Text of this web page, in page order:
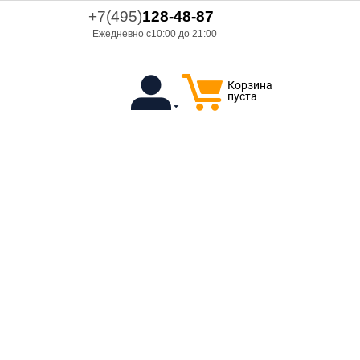
+7(495)128-48-87
Ежедневно с10:00 до 21:00
Корзина
пуста